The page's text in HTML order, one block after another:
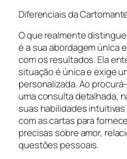
Diferenciais da
O que realmente
é a sua abordagem única
com os resultados. Ela
situação é única e exige
personalizada. Ao
uma consulta detalhada,
suas habilidades
com as cartas para
precisas sobre amor,
questões pessoais.